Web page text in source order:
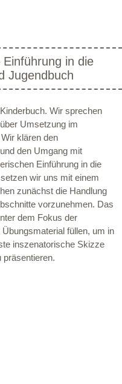
in die
Jugendbuch
Wir sprechen
Umsetzung im
klären den
den Umgang mit
Einführung in die
wir uns mit einem
zunächst die Handlung
vorzunehmen. Das
dem Fokus der
füllen, um in
inszenatorische Skizze
präsentieren.